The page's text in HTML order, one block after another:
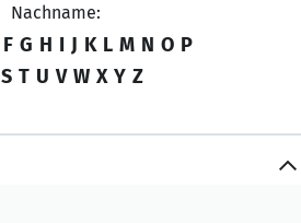
Nachname:
F G H I J K L M N O P
S T U V W X Y Z